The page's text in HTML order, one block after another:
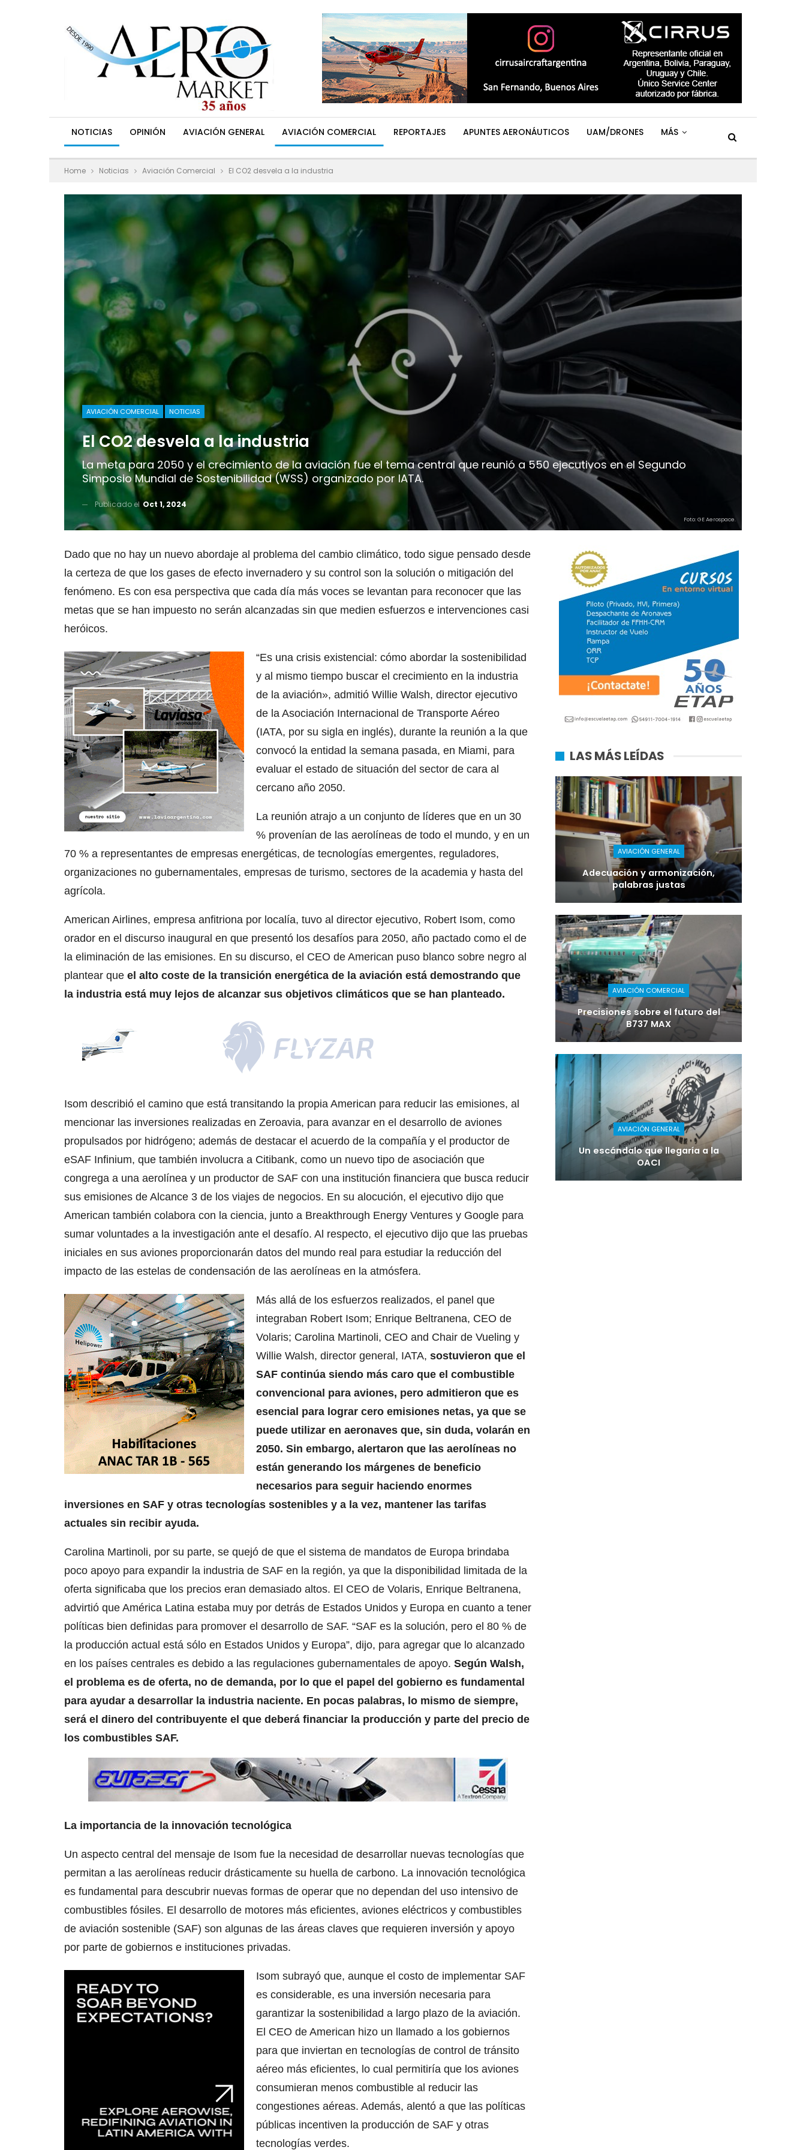
NOTICIAS OPINIÓN AVIACIÓN GENERAL AVIACIÓN COMERCIAL REPORTAJES APUNTES AERONÁUTICOS UAM/DRONES MÁS
Home Noticias Aviación Comercial El CO2 desvela a la industria
AVIACIÓN COMERCIAL NOTICIAS
El CO2 desvela a la industria
La meta para 2050 y el crecimiento de la aviación fue el tema central que reunió a 550 ejecutivos en el Segundo
Simposio Mundial de Sostenibilidad (WSS) organizado por IATA.
Publicado el Oct 1, 2024
Foto: GE Aerospace.
Dado que no hay un nuevo abordaje al problema del cambio climático, todo sigue pensado desde
la certeza de que los gases de efecto invernadero y su control son la solución o mitigación del
fenómeno. Es con esa perspectiva que cada día más voces se levantan para reconocer que las
metas que se han impuesto no serán alcanzadas sin que medien esfuerzos e intervenciones casi
heróicos.
“Es una crisis existencial: cómo abordar la sostenibilidad
y al mismo tiempo buscar el crecimiento en la industria
de la aviación», admitió Willie Walsh, director ejecutivo
de la Asociación Internacional de Transporte Aéreo
(IATA, por su sigla en inglés), durante la reunión a la que
convocó la entidad la semana pasada, en Miami, para
evaluar el estado de situación del sector de cara al
cercano año 2050.
La reunión atrajo a un conjunto de líderes que en un 30
% provenían de las aerolíneas de todo el mundo, y en un
70 % a representantes de empresas energéticas, de tecnologías emergentes, reguladores,
organizaciones no gubernamentales, empresas de turismo, sectores de la academia y hasta del
agrícola.
American Airlines, empresa anfitriona por localía, tuvo al director ejecutivo, Robert Isom, como
orador en el discurso inaugural en que presentó los desafíos para 2050, año pactado como el de
la eliminación de las emisiones. En su discurso, el CEO de American puso blanco sobre negro al
plantear que el alto coste de la transición energética de la aviación está demostrando que
la industria está muy lejos de alcanzar sus objetivos climáticos que se han planteado.
Isom describió el camino que está transitando la propia American para reducir las emisiones, al
mencionar las inversiones realizadas en Zeroavia, para avanzar en el desarrollo de aviones
propulsados por hidrógeno; además de destacar el acuerdo de la compañía y el productor de
eSAF Infinium, que también involucra a Citibank, como un nuevo tipo de asociación que
congrega a una aerolínea y un productor de SAF con una institución financiera que busca reducir
sus emisiones de Alcance 3 de los viajes de negocios. En su alocución, el ejecutivo dijo que
American también colabora con la ciencia, junto a Breakthrough Energy Ventures y Google para
sumar voluntades a la investigación ante el desafío. Al respecto, el ejecutivo dijo que las pruebas
iniciales en sus aviones proporcionarán datos del mundo real para estudiar la reducción del
impacto de las estelas de condensación de las aerolíneas en la atmósfera.
Más allá de los esfuerzos realizados, el panel que
integraban Robert Isom; Enrique Beltranena, CEO de
Volaris; Carolina Martinoli, CEO and Chair de Vueling y
Willie Walsh, director general, IATA, sostuvieron que el
SAF continúa siendo más caro que el combustible
convencional para aviones, pero admitieron que es
esencial para lograr cero emisiones netas, ya que se
puede utilizar en aeronaves que, sin duda, volarán en
2050. Sin embargo, alertaron que las aerolíneas no
están generando los márgenes de beneficio
necesarios para seguir haciendo enormes
inversiones en SAF y otras tecnologías sostenibles y a la vez, mantener las tarifas
actuales sin recibir ayuda.
Carolina Martinoli, por su parte, se quejó de que el sistema de mandatos de Europa brindaba
poco apoyo para expandir la industria de SAF en la región, ya que la disponibilidad limitada de la
oferta significaba que los precios eran demasiado altos. El CEO de Volaris, Enrique Beltranena,
advirtió que América Latina estaba muy por detrás de Estados Unidos y Europa en cuanto a tener
políticas bien definidas para promover el desarrollo de SAF. “SAF es la solución, pero el 80 % de
la producción actual está sólo en Estados Unidos y Europa”, dijo, para agregar que lo alcanzado
en los países centrales es debido a las regulaciones gubernamentales de apoyo. Según Walsh,
el problema es de oferta, no de demanda, por lo que el papel del gobierno es fundamental
para ayudar a desarrollar la industria naciente. En pocas palabras, lo mismo de siempre,
será el dinero del contribuyente el que deberá financiar la producción y parte del precio de
los combustibles SAF.
La importancia de la innovación tecnológica
Un aspecto central del mensaje de Isom fue la necesidad de desarrollar nuevas tecnologías que
permitan a las aerolíneas reducir drásticamente su huella de carbono. La innovación tecnológica
es fundamental para descubrir nuevas formas de operar que no dependan del uso intensivo de
combustibles fósiles. El desarrollo de motores más eficientes, aviones eléctricos y combustibles
de aviación sostenible (SAF) son algunas de las áreas claves que requieren inversión y apoyo
por parte de gobiernos e instituciones privadas.
Isom subrayó que, aunque el costo de implementar SAF
es considerable, es una inversión necesaria para
garantizar la sostenibilidad a largo plazo de la aviación.
El CEO de American hizo un llamado a los gobiernos
para que inviertan en tecnologías de control de tránsito
aéreo más eficientes, lo cual permitiría que los aviones
consumieran menos combustible al reducir las
congestiones aéreas. Además, alentó a que las políticas
públicas incentiven la producción de SAF y otras
tecnologías verdes.
LAS MÁS LEÍDAS
AVIACIÓN GENERAL
Adecuación y armonización,
palabras justas
AVIACIÓN COMERCIAL
Precisiones sobre el futuro del
B737 MAX
AVIACIÓN GENERAL
Un escándalo que llegaría a la
OACI